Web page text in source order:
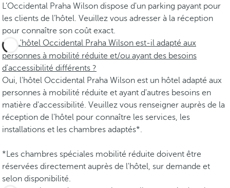
L’Occidental Praha Wilson dispose d'un parking payant pour
les clients de l’hôtel. Veuillez vous adresser à la réception
pour connaître son coût exact.
L'hôtel Occidental Praha Wilson est-il adapté aux
personnes à mobilité réduite et/ou ayant des besoins
d'accessibilité différents ?
Oui, l'hôtel Occidental Praha Wilson est un hôtel adapté aux
personnes à mobilité réduite et ayant d'autres besoins en
matière d'accessibilité. Veuillez vous renseigner auprès de la
réception de l'hôtel pour connaître les services, les
installations et les chambres adaptés*.
*Les chambres spéciales mobilité réduite doivent être
réservées directement auprès de l'hôtel, sur demande et
selon disponibilité.